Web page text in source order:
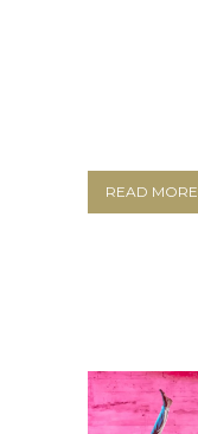
READ MORE